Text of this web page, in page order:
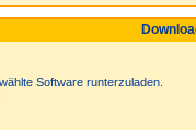
Software runterzuladen.